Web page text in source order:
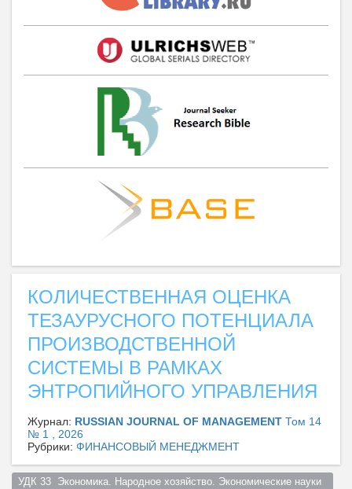
КОЛИЧЕСТВЕННАЯ ОЦЕНКА
ТЕЗАУРУСНОГО ПОТЕНЦИАЛА
ПРОИЗВОДСТВЕННОЙ
СИСТЕМЫ В РАМКАХ
ЭНТРОПИЙНОГО УПРАВЛЕНИЯ
Журнал: RUSSIAN JOURNAL OF MANAGEMENT Том 14
№ 1 , 2026
Рубрики: ФИНАНСОВЫЙ МЕНЕДЖМЕНТ
УДК 33  Экономика. Народное хозяйство. Экономические науки